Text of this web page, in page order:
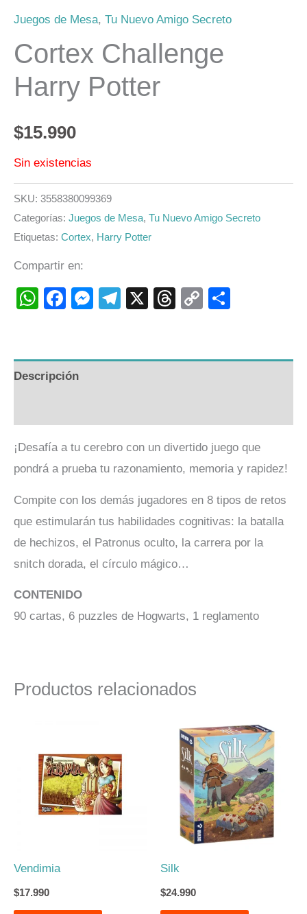
Juegos de Mesa, Tu Nuevo Amigo Secreto
Cortex Challenge
Harry Potter
$15.990
Sin existencias
SKU: 3558380099369
Categorías: Juegos de Mesa, Tu Nuevo Amigo Secreto
Etiquetas: Cortex, Harry Potter
Compartir en:
WhatsApp
Facebook
Messenger
Telegram
X Threads
Copy
Descripción
¡Desafía a tu cerebro con un divertido juego que
pondrá a prueba tu razonamiento, memoria y rapidez!
Compite con los demás jugadores en 8 tipos de retos
que estimularán tus habilidades cognitivas: la batalla
de hechizos, el Patronus oculto, la carrera por la
snitch dorada, el círculo mágico…
CONTENIDO
90 cartas, 6 puzzles de Hogwarts, 1 reglamento
Productos relacionados
Vendimia
$17.990
Silk
$24.990